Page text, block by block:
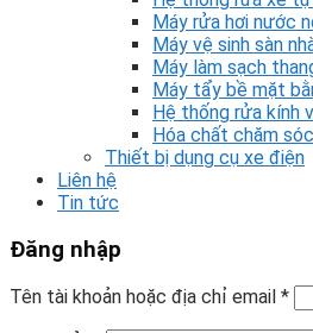
Máy rửa hơi nước
Máy vệ sinh sàn
Máy làm sạch
Máy tẩy bề mặt
Hệ thống rửa kính
Hóa chất chăm
Thiết bị dụng cụ xe điện
Liên hệ
Tin tức
Đăng nhập
Tên tài khoản hoặc địa chỉ email *